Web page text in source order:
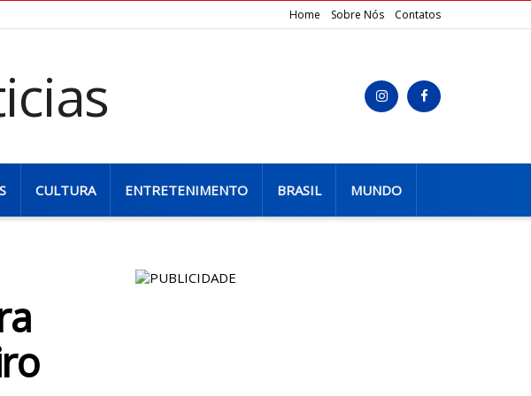
Home Sobre Nós Contatos
CULTURA ENTRETENIMENTO BRASIL MUNDO